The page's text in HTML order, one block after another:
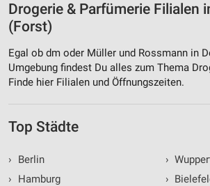
Drogerie & Parfümerie Filialen
(Forst)
Egal ob dm oder Müller und Rossmann in
Umgebung findest Du alles zum Thema
Finde hier Filialen und Öffnungszeiten.
Top Städte
›
Berlin
›
Hamburg
›
›